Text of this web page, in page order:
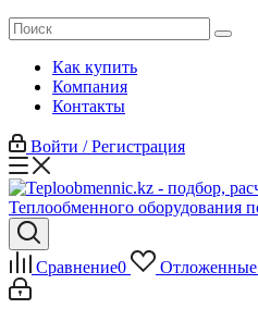
Как купить
Компания
Контакты
Войти / Регистрация
Сравнение0 Отложенные